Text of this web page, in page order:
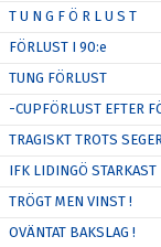
T U N G F Ö R L U S T
FÖRLUST I 90:e
TUNG FÖRLUST
-CUPFÖRLUST EFTER
TRAGISKT TROTS
IFK LIDINGÖ STARKAST
TRÖGT MEN VINST !
OVÄNTAT BAKSLAG !